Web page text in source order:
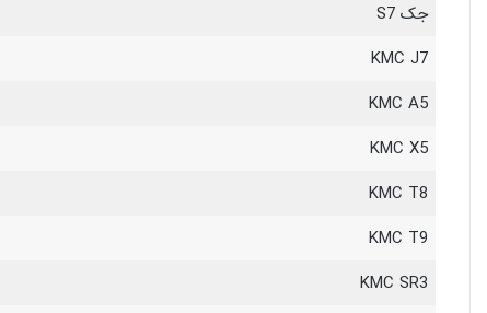
جک S7
KMC J7
KMC A5
KMC X5
KMC T8
KMC T9
KMC SR3